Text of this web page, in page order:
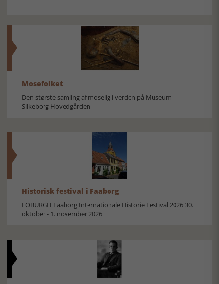
Mosefolket
Den største samling af moselig i verden på Museum
Silkeborg Hovedgården
Historisk festival i Faaborg
FOBURGH Faaborg Internationale Historie Festival 2026 30.
oktober - 1. november 2026